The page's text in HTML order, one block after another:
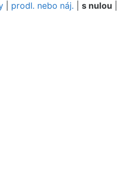
prodl. nebo náj. s nulou